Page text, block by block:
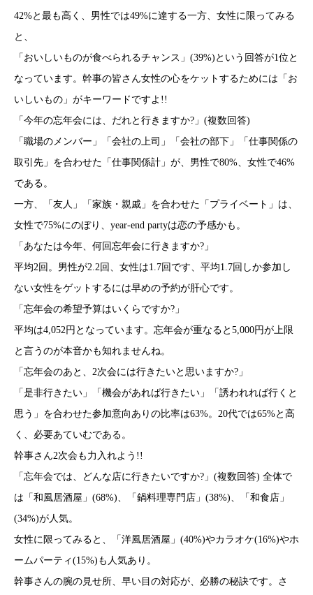
42%と最も高く、男性では49%に達する一方、女性に限ってみる
と、
「おいしいものが食べられるチャンス」(39%)という回答が1位と
なっています。幹事の皆さん女性の心をケットするためには「お
いしいもの」がキーワードですよ!!
「今年の忘年会には、だれと行きますか?」(複数回答)
「職場のメンバー」「会社の上司」「会社の部下」「仕事関係の
取引先」を合わせた「仕事関係計」が、男性で80%、女性で46%
である。
一方、「友人」「家族・親戚」を合わせた「プライベート」は、
女性で75%にのぼり、year-end partyは恋の予感かも。
「あなたは今年、何回忘年会に行きますか?」
平均2回。男性が2.2回、女性は1.7回です、平均1.7回しか参加し
ない女性をゲットするには早めの予約が肝心です。
「忘年会の希望予算はいくらですか?」
平均は4,052円となっています。忘年会が重なると5,000円が上限
と言うのが本音かも知れませんね。
「忘年会のあと、2次会には行きたいと思いますか?」
「是非行きたい」「機会があれば行きたい」「誘われれば行くと
思う」を合わせた参加意向ありの比率は63%。20代では65%と高
く、必要あていむである。
幹事さん2次会も力入れよう!!
「忘年会では、どんな店に行きたいですか?」(複数回答) 全体で
は「和風居酒屋」(68%)、「鍋料理専門店」(38%)、「和食店」
(34%)が人気。
女性に限ってみると、「洋風居酒屋」(40%)やカラオケ(16%)やホ
ームパーティ(15%)も人気あり。
幹事さんの腕の見せ所、早い目の対応が、必勝の秘訣です。さ